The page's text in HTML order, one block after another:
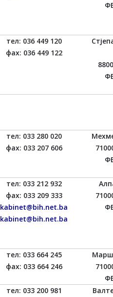
тел: 036 449 120
фаx: 036 449 122
тел: 033 280 020
фаx: 033 207 606
тел: 033 212 932
фаx: 033 209 333
kabinet@bih.net.ba
kabinet@bih.net.ba
тел: 033 664 245
фаx: 033 664 246
тел: 033 200 981